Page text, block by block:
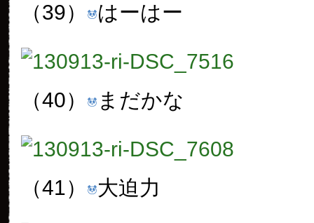
（39） はーはー
（40） まだかな
（41） 大迫力